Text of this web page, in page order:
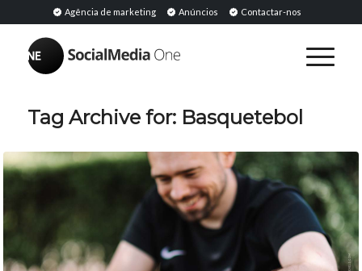
Agência de marketing Anúncios Contactar-nos
Tag Archive for: Basquetebol